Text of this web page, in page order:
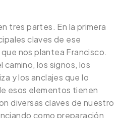
tres partes. En la primera
claves de ese
nos plantea Francisco.
camino, los signos, los
y los anclajes que lo
esos elementos tienen
diversas claves de nuestro
como preparación